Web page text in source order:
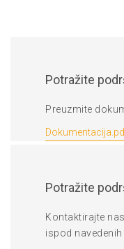
Potražite
Preuzmite
Potražite
Kontaktirajte
ispod